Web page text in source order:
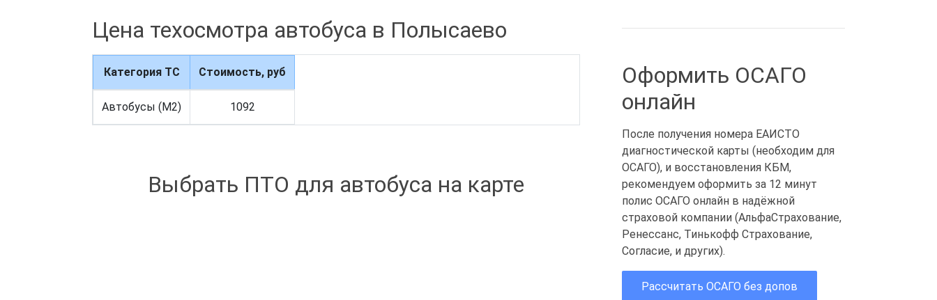
Цена техосмотра автобуса в Полысаево
Категория ТС Стоимость, руб
Автобусы (M2) 1092
Выбрать ПТО для автобуса на карте
Оформить ОСАГО
онлайн
После получения номера ЕАИСТО
диагностической карты (необходим для
ОСАГО), и восстановления КБМ,
рекомендуем оформить за 12 минут
полис ОСАГО онлайн в надёжной
страховой компании (АльфаСтрахование,
Ренессанс, Тинькофф Страхование,
Согласие, и других).
Рассчитать ОСАГО без допов